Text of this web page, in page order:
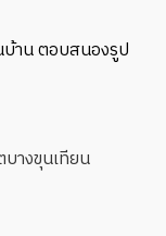
บ้าน ตอบสนองรูป
างขุนเทียน